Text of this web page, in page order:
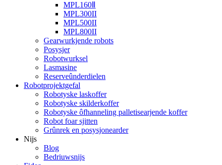
MPL160Ⅱ
MPL300II
MPL500II
MPL800II
Gearwurkjende robots
Posysjer
Robotwurksel
Lasmasine
Reserveûnderdielen
Robotprojektgefal
Robotyske laskoffer
Robotyske skilderkoffer
Robotyske ôfhanneling palletisearjende koffer
Robot foar sjitten
Grûnrek en posysjonearder
Nijs
Blog
Bedriuwsnijs